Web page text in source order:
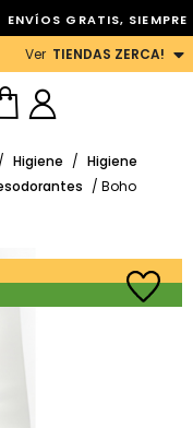
ENVÍOS GRATIS, SIEMPRE
Ver TIENDAS ZERCA!
/ Higiene / Higiene
/ Boho